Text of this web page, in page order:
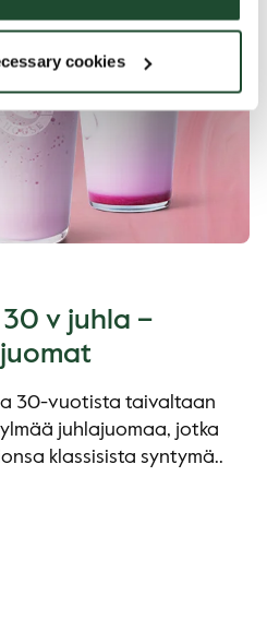
cookies
30 v juhla –
30-vuotista taivaltaan
juhlajuomaa, jotka
klassisista syntymä..